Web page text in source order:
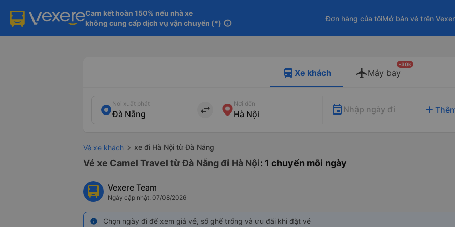
Cam kết hoàn 150% nếu nhà xe
không cung cấp dịch vụ vận chuyển (*) info
Đơn hàng của tôiMở bán vé trên
Xe khách Máy bay
-30k
Nơi xuất phát
import_export
Nơi đến
Nhập ngày đi add
Vé xe khách xe đi Hà Nội từ Đà Nẵng
Vé xe Camel Travel từ Đà Nẵng đi Hà Nội: 1 chuyến mỗi ngày
Vexere Team
Ngày cập nhật: 07/08/2026
info Chọn ngày đi để xem giá vé, số ghế trống và ưu đãi khi đặt vé